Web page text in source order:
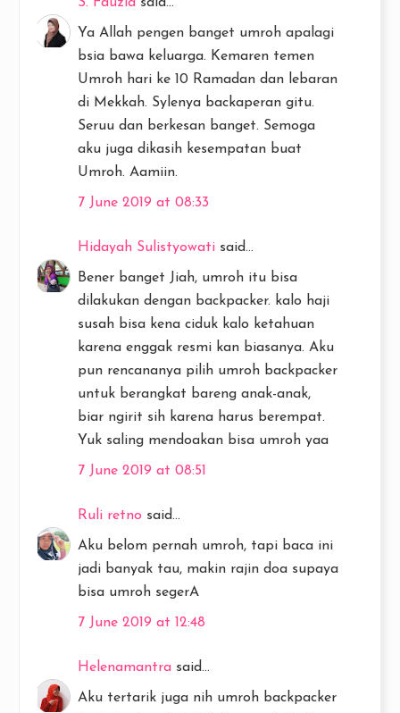
Ya Allah pengen banget umroh apalagi
bsia bawa keluarga. Kemaren temen
Umroh hari ke 10 Ramadan dan lebaran
di Mekkah. Sylenya backaperan gitu.
Seruu dan berkesan banget. Semoga
aku juga dikasih kesempatan buat
Umroh. Aamiin.
7 June 2019 at 08:33
Hidayah Sulistyowati said...
Bener banget Jiah, umroh itu bisa
dilakukan dengan backpacker. kalo haji
susah bisa kena ciduk kalo ketahuan
karena enggak resmi kan biasanya. Aku
pun rencananya pilih umroh backpacker
untuk berangkat bareng anak-anak,
biar ngirit sih karena harus berempat.
Yuk saling mendoakan bisa umroh yaa
7 June 2019 at 08:51
Ruli retno said...
Aku belom pernah umroh, tapi baca ini
jadi banyak tau, makin rajin doa supaya
bisa umroh segerA
7 June 2019 at 12:48
Helenamantra said...
Aku tertarik juga nih umroh backpacker